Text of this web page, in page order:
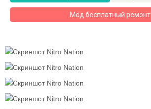
назад
Мод бесплатный ремонт